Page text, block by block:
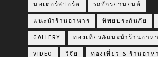
มอเตอร์สปอร์ต รถจักรยานยนต์
แนะนำร้านอาหาร ทิพยประกันภัย
GALLERY ท่องเที่ยว&แนะนำร้านอาห
VIDEO วิจัย ท่องเที่ยว & ร้านอาห